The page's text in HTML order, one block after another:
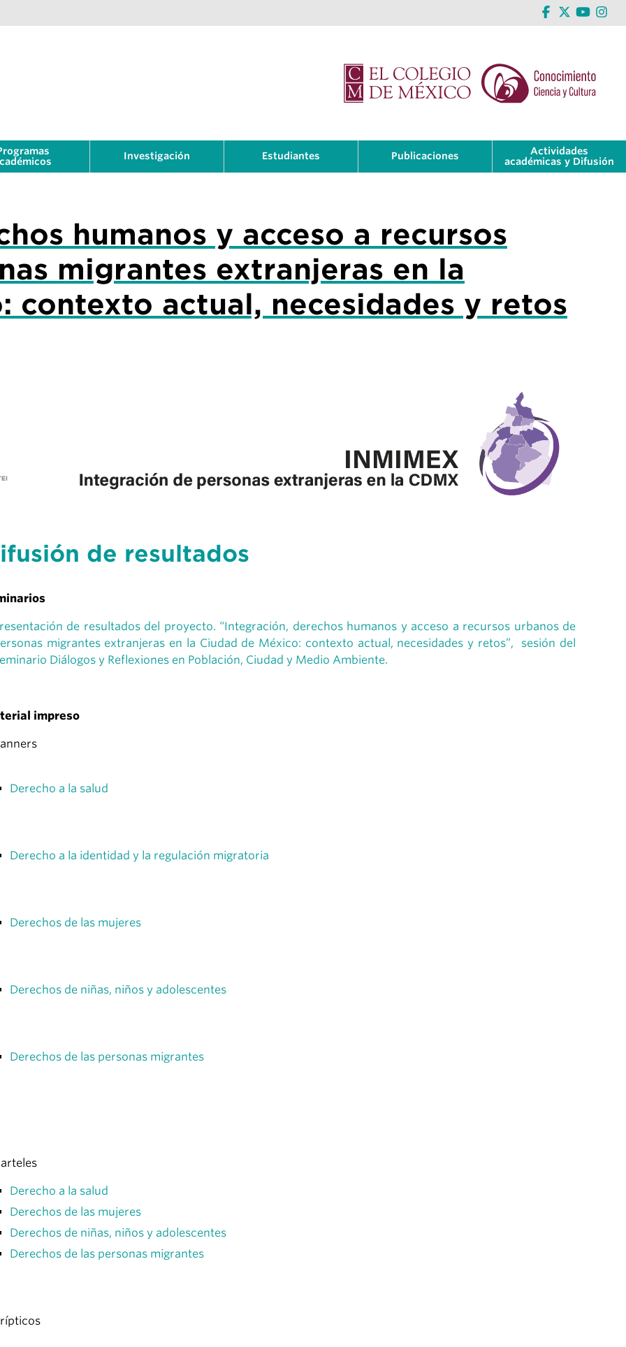
Investigación Estudiantes Publicaciones
Actividades
académicas y Difusión
humanos y acceso a recursos
migrantes extranjeras en la
contexto actual, necesidades y retos
de resultados
de resultados del proyecto. “Integración, derechos humanos y acceso a recursos urbanos de
migrantes extranjeras en la Ciudad de México: contexto actual, necesidades y retos”, sesión del
Diálogos y Reflexiones en Población, Ciudad y Medio Ambiente.
impreso
Derecho a la salud
Derecho a la identidad y la regulación migratoria
Derechos de las mujeres
Derechos de niñas, niños y adolescentes
Derechos de las personas migrantes
Derecho a la salud
Derechos de las mujeres
Derechos de niñas, niños y adolescentes
Derechos de las personas migrantes